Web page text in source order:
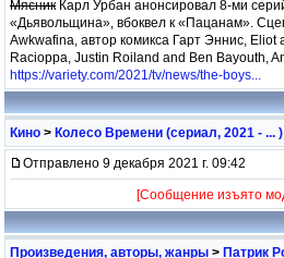
Мясник Карл Урбан анонсировал 8-ми
«Дьявольщина», вбоквел к «Пацанам».
Awkwafina, автор комикса Гарт Эннис, Eliot
Racioppa, Justin Roiland and Ben Bayouth,
https://variety.com/2021/tv/news/the-boys...
Кино > Колесо Времени (сериал, 2021 - ... )
Отправлено 9 декабря 2021 г. 09:42
[Сообщение изъято
Произведения, авторы, жанры > Патрик